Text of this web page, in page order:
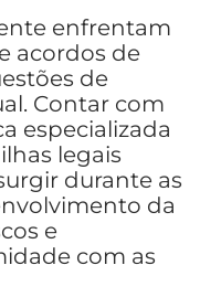
enfrentam
acordos de
de
Contar com
especializada
legais
durante as
da
e
com as